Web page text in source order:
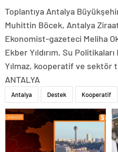
Toplantıya Antalya
Muhittin Böcek, Antalya Ziraat
Ekonomist-gazeteci Meliha
Ekber Yıldırım, Su
Yılmaz, kooperatif ve sektör
ANTALYA
Antalya Destek Kooperatif